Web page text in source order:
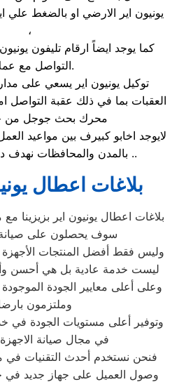
يونيون اير الارضي او بالضغط علي
،
كما يوجد ايضاً ارقام تليفون
التواصل مع عملائنا.
توكيل يونيون اير يسعي على
العقبات بما في ذلك عقبة التواصل
محرك بحث جوجل من
لايوجد اخابو كبيرف بين مواعيد
بالمدن والمحافظات نهدف دائماً لراحة عملائنا ..
بلاغات اعطال
بلاغات اعطال يونيون اير بزيزينا
سوف يحصلون على صيانة
وليس فقط أفضل المنتجات الأجهزة
ليست خدمة عادية بل هي أحسن
وعلى أعلى معايير الجودة
وملتزمون
وتوفير أعلى مستويات الجودة في
في مجال صيانة الاجهزة
فنحن نستخدم أحدث التقنيات في
وصول العميل على جهاز جديد في